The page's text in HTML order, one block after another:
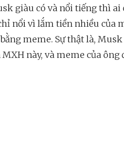
giàu có và nổi tiếng thì
nổi vì lắm tiền nhiều của
meme. Sự thật là,
này, và meme của